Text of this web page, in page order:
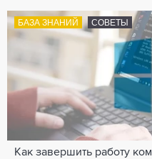
БАЗА ЗНАНИЙ СОВЕТЫ
Как завершить работу